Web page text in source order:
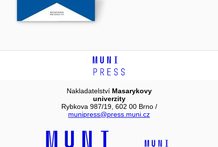
Nakladatelství Masarykovy
univerzity
Rybkova 987/19, 602 00 Brno /
munipress@press.muni.cz